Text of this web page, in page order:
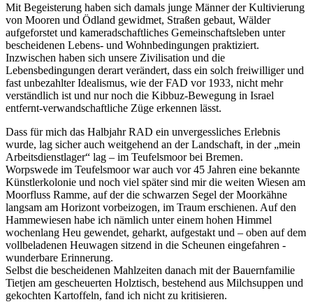
Mit Begeisterung haben sich damals junge Männer der Kultivierung
von Mooren und Ödland gewidmet, Straßen gebaut, Wälder
aufgeforstet und kameradschaftliches Gemeinschaftsleben unter
bescheidenen Lebens- und Wohnbedingungen praktiziert.
Inzwischen haben sich unsere Zivilisation und die
Lebensbedingungen derart verändert, dass ein solch freiwilliger und
fast unbezahlter Idealismus, wie der FAD vor 1933, nicht mehr
verständlich ist und nur noch die Kibbuz-Bewegung in Israel
entfernt-verwandschaftliche Züge erkennen lässt.
Dass für mich das Halbjahr RAD ein unvergessliches Erlebnis
wurde, lag sicher auch weitgehend an der Landschaft, in der mein
Arbeitsdienstlager
lag – im Teufelsmoor bei Bremen.
Worpswede im Teufelsmoor war auch vor 45 Jahren eine bekannte
Künstlerkolonie und noch viel später sind mir die weiten Wiesen am
Moorfluss Ramme, auf der die schwarzen Segel der Moorkähne
langsam am Horizont vorbeizogen, im Traum erschienen. Auf den
Hammewiesen habe ich nämlich unter einem hohen Himmel
wochenlang Heu gewendet, geharkt, aufgestakt und – oben auf dem
vollbeladenen Heuwagen sitzend in die Scheunen eingefahren -
wunderbare Erinnerung.
Selbst die bescheidenen Mahlzeiten danach mit der Bauernfamilie
Tietjen am gescheuerten Holztisch, bestehend aus Milchsuppen und
gekochten Kartoffeln, fand ich nicht zu kritisieren.